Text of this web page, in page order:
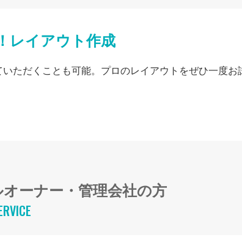
レイアウト作成
ただくことも可能。プロのレイアウトをぜひ一度お
ーナー・管理会社の方